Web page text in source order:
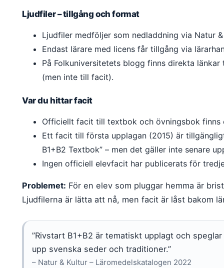
Ljudfiler – tillgång och format
Ljudfiler medföljer som nedladdning via Natur
Endast lärare med licens får tillgång via
På Folkuniversitetets blogg finns direkta
(men inte till facit).
Var du hittar facit
Officiellt facit till textbok och övningsbok finns
Ett facit till första upplagan (2015) är tillgängligt
B1+B2 Textbok” – men det gäller inte senare
Ingen officiell elevfacit har publicerats för
Problemet: För en elev som pluggar hemma är
Ljudfilerna är lätta att nå, men facit är låst bakom
”Rivstart B1+B2 är tematiskt upplagt och
upp svenska seder och traditioner.”
– Natur & Kultur – Läromedelskatalogen 2022